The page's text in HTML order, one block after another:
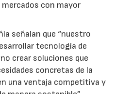
con mayor
señalan que “nuestro
tecnología de
crear soluciones que
concretas de la
una ventaja competitiva y